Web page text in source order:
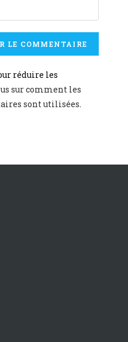
réduire les
sur comment les
sont utilisées.